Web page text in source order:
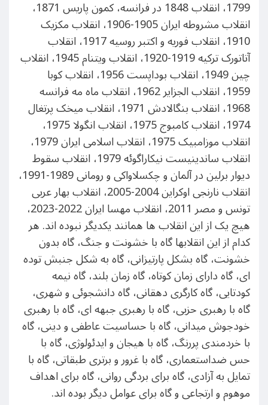
1799، انقلاب 1848 در فرانسه، کمون پاریس 1871،
انقلاب مشروطه ایران 1905-1906، انقلاب مکزیک
1910، انقلاب فوریه و اکتبر روسیه 1917، انقلاب
آتاتورک ترکیه 1919-1920، انقلاب ویتنام 1945، انقلاب
چین 1949، انقلاب بوداپست 1956، انقلاب کوبا
1959، انقلاب الجزایر 1962، انقلاب ماه مه فرانسه
1968، انقلاب بنگالادش 1971، انقلاب میخک پرتغال
1974، انقلاب کامبوج 1975، انقلاب انگولا 1975،
انقلاب موزامبیک 1975، انقلاب اسلامی ایران 1979،
انقلاب ساندینیست نیکاراگوئه 1979، انقلاب سقوط
دیوار برلین در آلمان و چکسلاواکی و رومانی 1989-1991،
انقلاب نارنجی اوکراین 2004-2005، انقلاب بهار عربی
تونس و مصر 2011، انقلاب مهسا ایران 2022-2023،
هیچ یک از این انقلاب ها همانند یکدیگر نبوده اند. هر
کدام از این انقلابها گاه با خشونت و جنگ، گاه بدون
خشونت، گاه بشکل پارتیزانی، گاه به شکل جنبش توده
ای، گاه دارای زمان کوتاه، گاه زمان بلند، گاه نیمه
کودتایی، گاه کارگری دهقانی، گاه دانشجوئی و شهری،
گاه با رهبری حزبی، گاه با رهبری جبهه ای، گاه با رهبری
خودجوش میدانی، گاه با حساسیت عاطفی و دینی، گاه
با خردمندی پررنگ، گاه با هیجان و ایدئولوژی، گاه با
حس ضداستعماری، گاه با غرور و برتری طبقاتی، گاه با
تمایل به آزادی، گاه برای بردگی روانی، گاه برای اهداف
موهوم و ارتجاعی و گاه برای عوامل دیگر بوده اند.